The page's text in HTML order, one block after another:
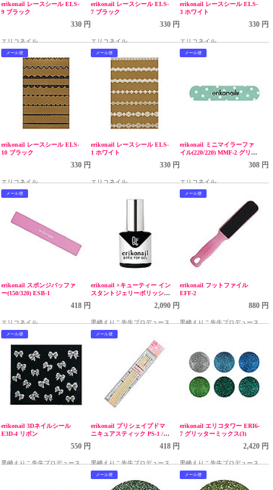
erikonail レースシール ELS-
9 ブラック
330 円
エリコネイル
erikonail レースシール ELS-
7 ブラック
330 円
エリコネイル
erikonail レースシール ELS-
3 ホワイト
330 円
エリコネイル
メール便
erikonail レースシール ELS-
10 ブラック
330 円
エリコネイル
メール便
erikonail レースシール ELS-
1 ホワイト
330 円
エリコネイル
メール便
erikonail ミニマイラーファ
イル(220/220) MMF-2 グリー
308 円
エリコネイル
メール便
erikonail スポンジバッファ
ー(150/320) ESB-1
418 円
エリコネイル
erikonail ×キューティー イン
スタントジェリーポリッシュ
ETOP-1 トップジェル 7mL
2,090 円
黒崎えりこ先生プロデュース
メール便
erikonail フットファイル
EFF-2
880 円
黒崎えりこ先生プロデュース
メール便
erikonail 3Dネイルシール
E3D-4 リボン
550 円
黒崎えりこ先生プロデュース
メール便
erikonail プリシェイプドマ
ニキュアスティック PS-1 /5
418 円
黒崎えりこ先生プロデュース
erikonail エリコタワー ERI6-
7 グリッターミックス(3)
2,420 円
黒崎えりこ先生プロデュース
メール便 メール便